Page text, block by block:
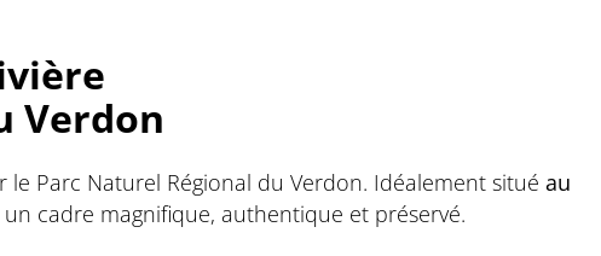
Verdon
Parc Naturel Régional du Verdon. Idéalement situé au
cadre magnifique, authentique et préservé.